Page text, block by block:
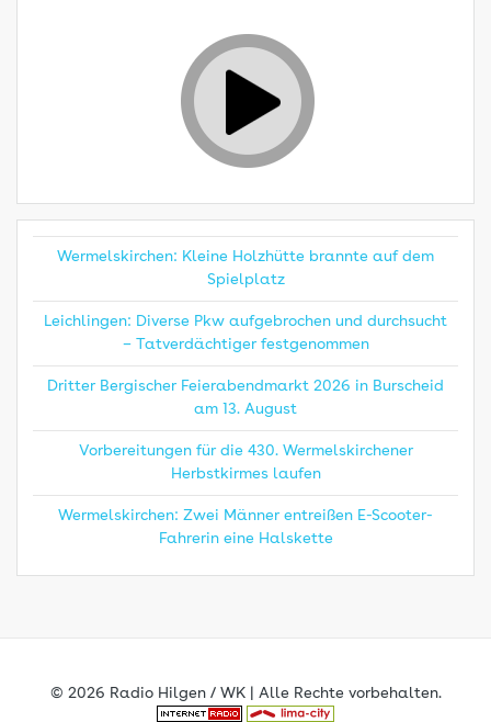
Wermelskirchen: Kleine Holzhütte brannte auf dem
Spielplatz
Leichlingen: Diverse Pkw aufgebrochen und durchsucht
– Tatverdächtiger festgenommen
Dritter Bergischer Feierabendmarkt 2026 in Burscheid
am 13. August
Vorbereitungen für die 430. Wermelskirchener
Herbstkirmes laufen
Wermelskirchen: Zwei Männer entreißen E-Scooter-
Fahrerin eine Halskette
© 2026 Radio Hilgen / WK | Alle Rechte vorbehalten.